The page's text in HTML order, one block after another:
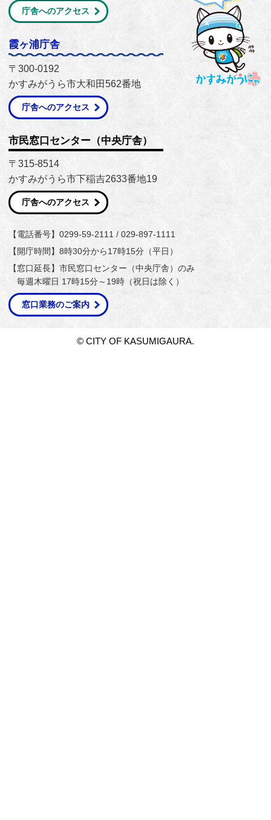
庁舎へのアクセス
霞ヶ浦庁舎
〒300-0192
かすみがうら市大和田562番地
庁舎へのアクセス
市民窓口センター（中央庁舎）
〒315-8514
かすみがうら市下稲吉2633番地19
庁舎へのアクセス
【電話番号】0299-59-2111 / 029-897-1111
【開庁時間】8時30分から17時15分（平日）
【窓口延長】市民窓口センター（中央庁舎）のみ
毎週木曜日 17時15分～19時（祝日は除く）
窓口業務のご案内
© CITY OF KASUMIGAURA.